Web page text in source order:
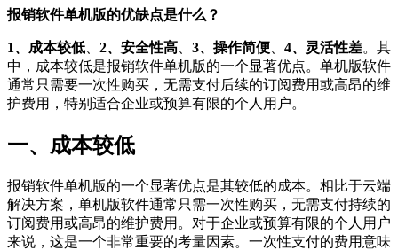
报销软件单机版的优缺点是什么？
1、成本较低 2、安全性高 3、操作简便 4、灵活性差。其
中，成本较低是报销软件单机版的一个显著优点。单机版软件
通常只需要一次性购买，无需支付后续的订阅费用或高昂的维
护费用，特别适合企业或预算有限的个人用户。
一、成本较低
报销软件单机版的一个显著优点是其较低的成本。相比于云端
解决方案，单机版软件通常只需一次性购买，无需支付持续的
订阅费用或高昂的维护费用。对于企业或预算有限的个人用户
来说，这是一个非常重要的考量因素。一次性支付的费用意味